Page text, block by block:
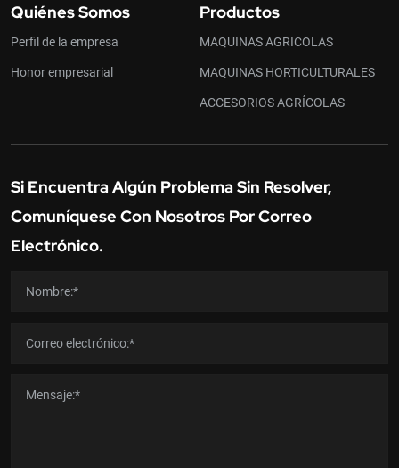
Quiénes Somos
Perfil de la empresa
Honor empresarial
Productos
MAQUINAS AGRICOLAS
MAQUINAS HORTICULTURALES
ACCESORIOS AGRÍCOLAS
Si Encuentra Algún Problema Sin Resolver,
Comuníquese Con Nosotros Por Correo
Electrónico.